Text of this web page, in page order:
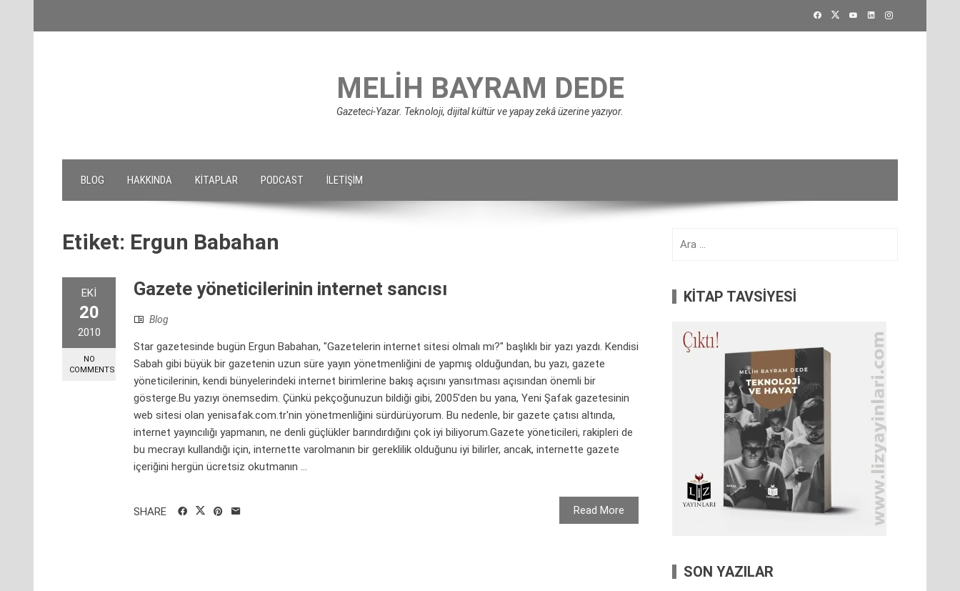
MELIH BAYRAM DEDE
Gazeteci-Yazar. Teknoloji, dijital kültür ve yapay zekâ üzerine yazıyor.
BLOG HAKKINDA KITAPLAR PODCAST İLETIŞIM
Etiket: Ergun Babahan
EKI
20
2010
NO
COMMENTS
Gazete yöneticilerinin internet sancısı
Blog
Star gazetesinde bugün Ergun Babahan, "Gazetelerin internet sitesi olmalı mı?" başlıklı bir yazı yazdı. Kendisi
Sabah gibi büyük bir gazetenin uzun süre yayın yönetmenliğini de yapmış olduğundan, bu yazı, gazete
yöneticilerinin, kendi bünyelerindeki internet birimlerine bakış açısını yansıtması açısından önemli bir
gösterge.Bu yazıyı önemsedim. Çünkü pekçoğunuzun bildiği gibi, 2005'den bu yana, Yeni Şafak gazetesinin
web sitesi olan yenisafak.com.tr'nin yönetmenliğini sürdürüyorum. Bu nedenle, bir gazete çatısı altında,
internet yayıncılığı yapmanın, ne denli güçlükler barındırdığını çok iyi biliyorum.Gazete yöneticileri, rakipleri de
bu mecrayı kullandığı için, internette varolmanın bir gereklilik olduğunu iyi bilirler, ancak, internette gazete
içeriğini hergün ücretsiz okutmanın ...
Read More
SHARE
KİTAP TAVSİYESİ
SON YAZILAR